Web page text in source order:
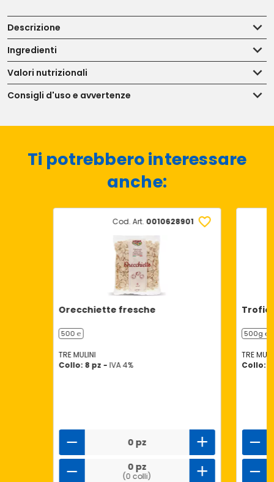
Descrizione
Ingredienti
Valori nutrizionali
Consigli d'uso e avvertenze
Ti potrebbero interessare
anche:
Cod. Art. 0010628901
Orecchiette fresche
500 ℮
TRE MULINI
Collo: 8 pz - IVA 4%
0 pz
0 pz
(0 colli)
Trofie
500g ℮
TRE
Collo: